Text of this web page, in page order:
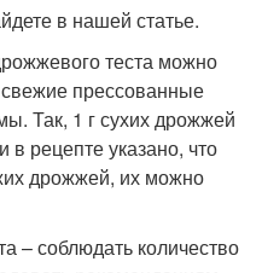
в нашей статье.
теста можно
свежие прессованные
Так, 1 г сухих дрожжей
в рецепте указано, что
дрожжей, их можно
– соблюдать количество